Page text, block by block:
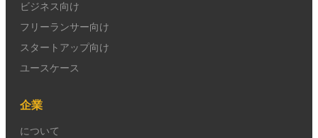
ビジネス向け
フリーランサー向け
スタートアップ向け
ユースケース
企業
について